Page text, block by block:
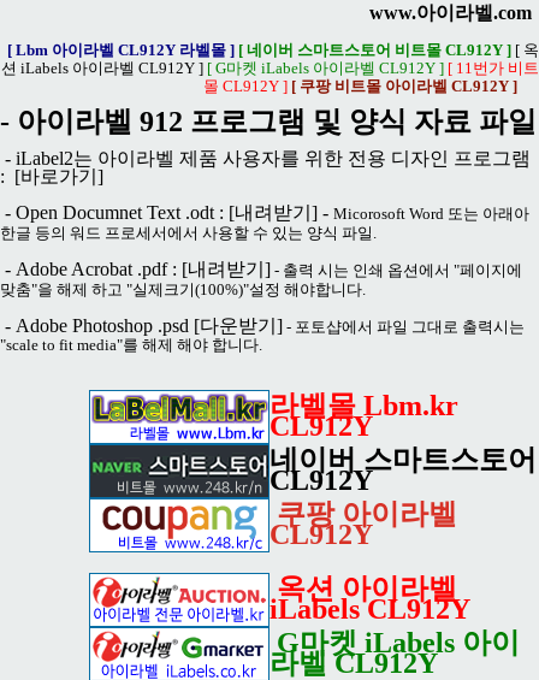
www.아이라벨.com
[ Lbm 아이라벨 CL912Y 라벨몰 ] [ 네이버 스마트스토어 비트몰 CL912Y ] [ 옥
션 iLabels 아이라벨 CL912Y ] [ G마켓 iLabels 아이라벨 CL912Y ] [ 11번가 비트
몰 CL912Y ] [ 쿠팡 비트몰 아이라벨 CL912Y ]
- 아이라벨 912 프로그램 및 양식 자료 파일
- iLabel2는 아이라벨 제품 사용자를 위한 전용 디자인 프로그램
: [바로가기]
- Open Documnet Text .odt : [내려받기] - Micorosoft Word 또는 아래아
한글 등의 워드 프로세서에서 사용할 수 있는 양식 파일.
- Adobe Acrobat .pdf : [내려받기] - 출력 시는 인쇄 옵션에서 "페이지에
맞춤"을 해제 하고 "실제크기(100%)"설정 해야합니다.
- Adobe Photoshop .psd [다운받기] - 포토샵에서 파일 그대로 출력시는
"scale to fit media"를 해제 해야 합니다.
라벨몰 Lbm.kr
CL912Y
네이버 스마트스토어
CL912Y
쿠팡 아이라벨
CL912Y
옥션 아이라벨
iLabels CL912Y
G마켓 iLabels 아이
라벨 CL912Y